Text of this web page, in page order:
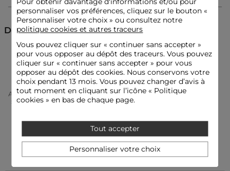
Rayures
Fermeture éclair
Conseil entretien
Il est fortement déconseillé de laver ce sac cabas, que ce soit
en machine ou à la main. Le lavage à sec en pressing est
également fortement déconseillé. Le repassage n'est pas
préconisé pour ce produit.
Catégorie :Sacs à mains femme
Couleur :Sacs à mains femme blanc
Découvrez aussi
Sacs à mains Maroquinerie
Accueil Accessoires Femme
Maroquinerie Femme
Sacs À Mains Femme
Sac Cabas Tissé Blanc Femme
personnaliser vos préférences, cliquez sur le bouton «
Personnaliser votre choix » ou consultez notre
politique cookies et autres traceurs
Vous pouvez cliquer sur « continuer sans accepter»
pour vous opposer au dépôt des traceurs. Vous pouvez
cliquer sur « continuer sans accepter » pour vous
opposer au dépôt des cookies. Nous conservons votre
choix pendant 13 mois. Vous pouvez changer d’avis à
tout moment en cliquant sur l’icône « Politique
cookies » en bas de chaque page.
Tout accepter
Personnaliser votre choix